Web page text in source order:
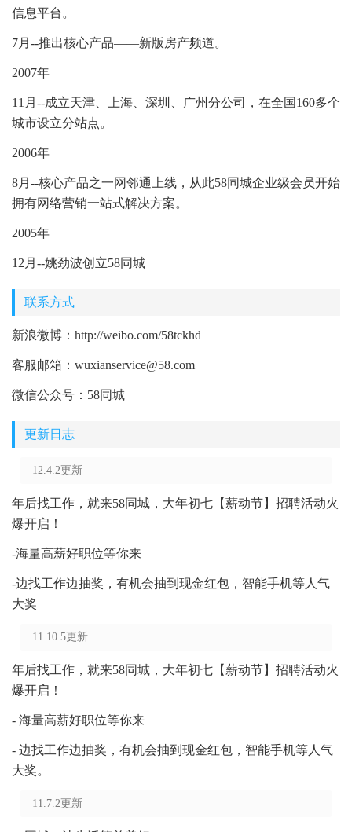
信息平台。
7月--推出核心产品——新版房产频道。
2007年
11月--成立天津、上海、深圳、广州分公司，在全国160多个
城市设立分站点。
2006年
8月--核心产品之一网邻通上线，从此58同城企业级会员开始
拥有网络营销一站式解决方案。
2005年
12月--姚劲波创立58同城
联系方式
新浪微博：http://weibo.com/58tckhd
客服邮箱：wuxianservice@58.com
微信公众号：58同城
更新日志
12.4.2更新
年后找工作，就来58同城，大年初七【薪动节】招聘活动火
爆开启！
-海量高薪好职位等你来
-边找工作边抽奖，有机会抽到现金红包，智能手机等人气
大奖
11.10.5更新
年后找工作，就来58同城，大年初七【薪动节】招聘活动火
爆开启！
- 海量高薪好职位等你来
- 边找工作边抽奖，有机会抽到现金红包，智能手机等人气
大奖。
11.7.2更新